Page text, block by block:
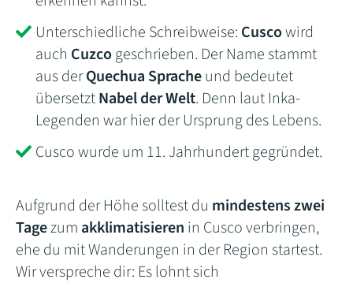
Unterschiedliche Schreibweise: Cuscowird
auch Cuzcogeschrieben. Der Name stammt
aus derQuechua Spracheund bedeutet
übersetztNabel der Welt. Denn laut Inka-
Legenden war hier der Ursprung des Lebens.
Cusco wurde um 11. Jahrhundert gegründet.
Aufgrund der Höhe solltest du mindestens zwei
Tagezum akklimatisieren in Cusco verbringen,
ehe du mit Wanderungen in der Region startest.
Wir verspreche dir: Es lohnt sich